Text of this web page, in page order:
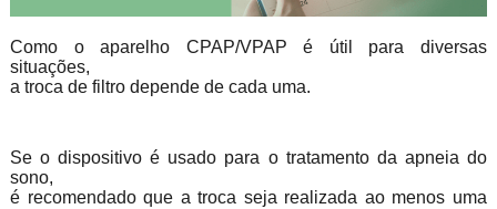
Como o aparelho CPAP/VPAP é útil para diversas
situações,
a troca de filtro depende de cada uma.
Se o dispositivo é usado para o tratamento da apneia do
sono,
é recomendado que a troca seja realizada ao menos uma